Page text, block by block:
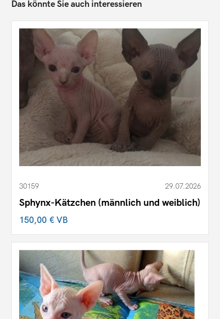
Das könnte Sie auch interessieren
30159 29.07.2026
Sphynx-Kätzchen (männlich und weiblich)
150,00 €VB